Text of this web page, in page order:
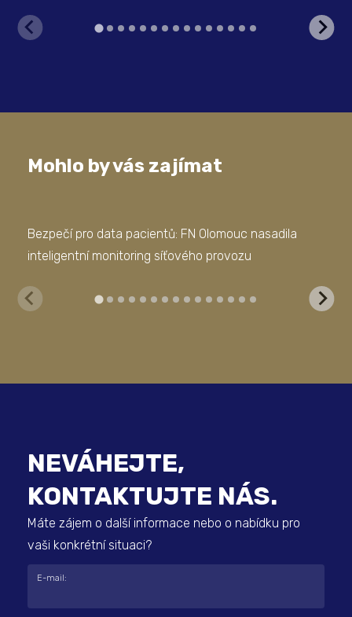
Mohlo by vás zajímat
Bezpečí pro data pacientů: FN Olomouc nasadila
inteligentní monitoring síťového provozu
NEVÁHEJTE,
KONTAKTUJTE NÁS.
Máte zájem o další informace nebo o nabídku pro
vaši konkrétní situaci?
E-mail: